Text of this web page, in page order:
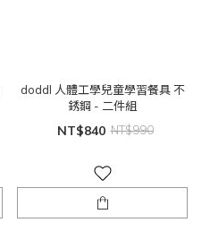
doddl 人體工學兒童學習餐具 不
銹鋼 - 二件組
NT$840 NT$990